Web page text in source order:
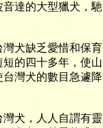
達的大型獵犬，馳
犬缺乏愛惜和保育
的四十多年，使山
台灣犬的數目急遽降
犬，人人自謂有靈